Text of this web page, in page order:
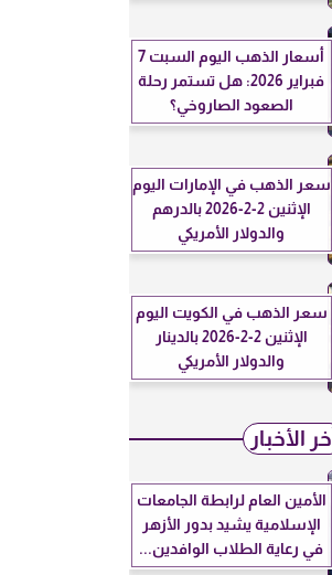
أسعار الذهب اليوم السبت 7
فبراير 2026: هل تستمر رحلة
الصعود الصاروخي؟
سعر الذهب في الإمارات اليوم
الإثنين 2-2-2026 بالدرهم
والدولار الأمريكي
سعر الذهب في الكويت اليوم
الإثنين 2-2-2026 بالدينار
والدولار الأمريكي
آخر الأخبار
الأمين العام لرابطة الجامعات
الإسلامية يشيد بدور الأزهر
في رعاية الطلاب الوافدين...